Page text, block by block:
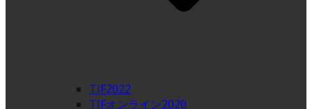
TIF2022
TIFオンライン2020